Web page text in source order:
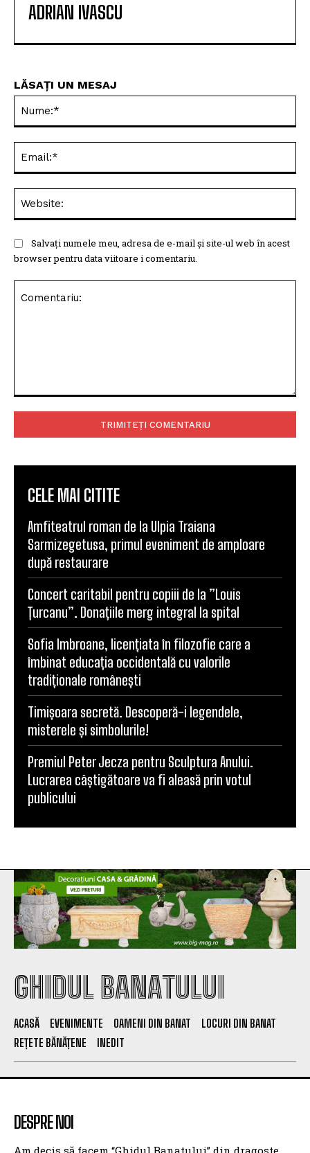
ADRIAN IVASCU
LĂSAȚI UN MESAJ
Salvați numele meu, adresa de e-mail și site-ul web în acest
browser pentru data viitoare i comentariu.
CELE MAI CITITE
Amfiteatrul roman de la Ulpia Traiana
Sarmizegetusa, primul eveniment de amploare
după restaurare
Concert caritabil pentru copiii de la ”Louis
Țurcanu”. Donațiile merg integral la spital
Sofia Imbroane, licențiata în filozofie care a
îmbinat educația occidentală cu valorile
tradiționale românești
Timișoara secretă. Descoperă-i legendele,
misterele și simbolurile!
Premiul Peter Jecza pentru Sculptura Anului.
Lucrarea câștigătoare va fi aleasă prin votul
publicului
GHIDUL BANATULUI
ACASĂ EVENIMENTE OAMENI DIN BANAT
LOCURI DIN BANAT
REȚETE BĂNĂȚENE
INEDIT
DESPRE NOI
Am decis să facem “Ghidul Banatului” din dragoste